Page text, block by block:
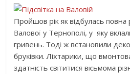
Пройшов рік як відбулась повна
Валової у Тернополі, у яку
гривень. Тоді ж встановили
бруківки. Ліхтарики, що
здатність світитися вісьмома